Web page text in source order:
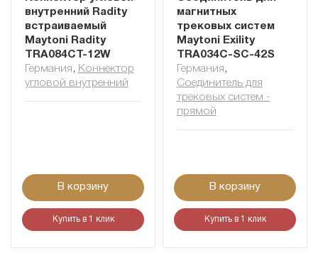
внутренний Radity
встраиваемый
Maytoni Radity
TRA084CT-12W
Германия , Коннектор
угловой внутренний
В корзину
Купить в 1 клик
магнитных
трековых систем
Maytoni Exility
TRA034C-SC-42S
Германия ,
Соединитель для
трековых систем -
прямой
В корзину
Купить в 1 клик